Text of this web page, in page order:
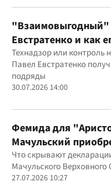
юрисдикций
"Взаимовыгодный"
Евстратенко и как
бюджетным
Технадзор или контроль
Павел Евстратенко
подряды
30.07.2026 14:00
Фемида для
Мачульский
вердикта в пользу
Что скрывают
Мачульского Верховного
27.07.2026 10:27